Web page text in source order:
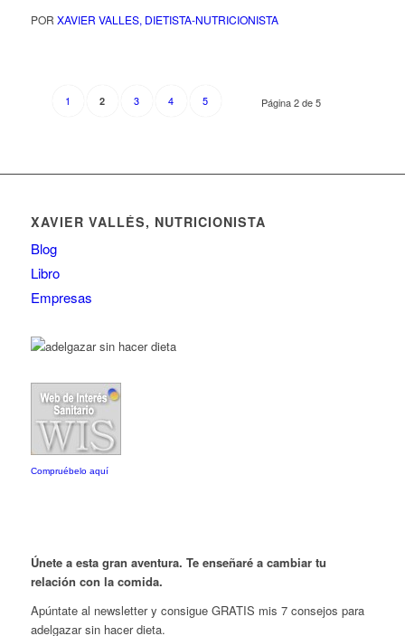
POR XAVIER VALLES, DIETISTA-NUTRICIONISTA
Página 2 de 5
1 2 3 4 5
XAVIER VALLÉS, NUTRICIONISTA
Blog
Libro
Empresas
Compruébelo aquí
Únete a esta gran aventura. Te enseñaré a cambiar tu
relación con la comida.
Apúntate al newsletter y consigue GRATIS mis 7 consejos para
adelgazar sin hacer dieta.